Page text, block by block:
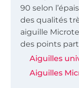
90 selon
des qualités
aiguille
des points
Aiguilles
Aiguilles